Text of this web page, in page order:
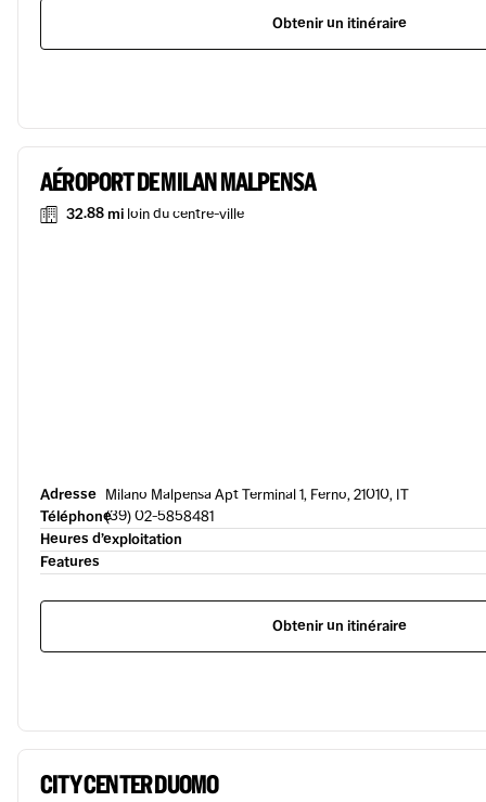
Obtenir un itinéraire
AÉROPORT DE MILAN MALPENSA
32.88 mi loin du centre-ville
Adresse Milano Malpensa Apt Terminal 1, Ferno, 21010, IT
Téléphone(39) 02-5858481
Heures d’exploitation
Features
Obtenir un itinéraire
CITY CENTER DUOMO